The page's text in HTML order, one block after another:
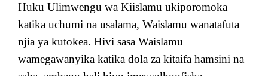
Huku Ulimwengu wa Kiislamu ukiporomoka
katika uchumi na usalama, Waislamu wanatafuta
njia ya kutokea. Hivi sasa Waislamu
wamegawanyika katika dola za kitaifa hamsini na